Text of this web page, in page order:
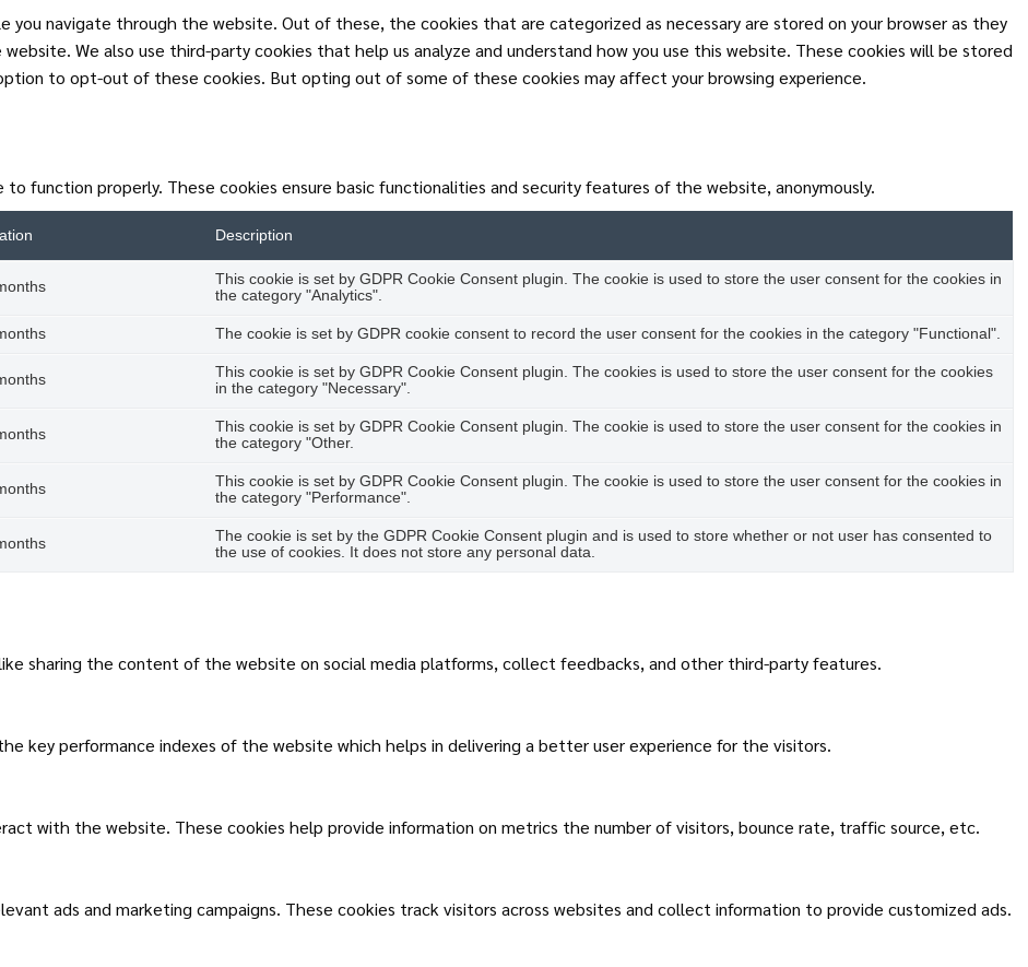
you navigate through the website. Out of these, the cookies that are categorized as necessary are stored on your browser as they
We also use third-party cookies that help us analyze and understand how you use this website. These cookies will be stored
to opt-out of these cookies. But opting out of some of these cookies may affect your browsing experience.
function properly. These cookies ensure basic functionalities and security features of the website, anonymously.
Description
This cookie is set by GDPR Cookie Consent plugin. The cookie is used to store the user consent for the cookies in
the category "Analytics".
The cookie is set by GDPR cookie consent to record the user consent for the cookies in the category "Functional".
This cookie is set by GDPR Cookie Consent plugin. The cookies is used to store the user consent for the cookies
in the category "Necessary".
This cookie is set by GDPR Cookie Consent plugin. The cookie is used to store the user consent for the cookies in
the category "Other.
This cookie is set by GDPR Cookie Consent plugin. The cookie is used to store the user consent for the cookies in
the category "Performance".
The cookie is set by the GDPR Cookie Consent plugin and is used to store whether or not user has consented to
the use of cookies. It does not store any personal data.
sharing the content of the website on social media platforms, collect feedbacks, and other third-party features.
key performance indexes of the website which helps in delivering a better user experience for the visitors.
with the website. These cookies help provide information on metrics the number of visitors, bounce rate, traffic source, etc.
ads and marketing campaigns. These cookies track visitors across websites and collect information to provide customized ads.